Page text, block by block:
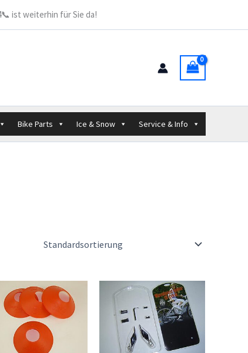
ist weiterhin für Sie da!
Bike Parts Ice & Snow Service & Info